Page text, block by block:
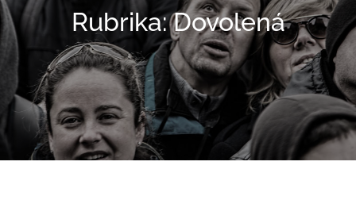
Rubrika:Dovolená